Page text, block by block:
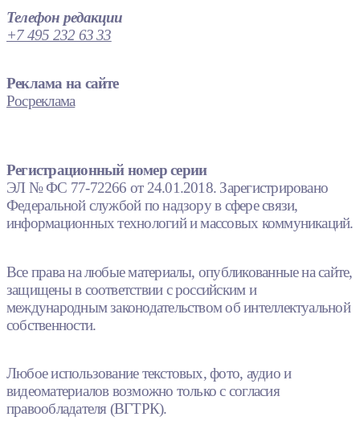
Телефон редакции
+7 495 232 63 33
Реклама на сайте
Росреклама
Регистрационный номер серии
ЭЛ № ФС 77-72266 от 24.01.2018. Зарегистрировано
Федеральной службой по надзору в сфере связи,
информационных технологий и массовых коммуникаций.
Все права на любые материалы, опубликованные на сайте,
защищены в соответствии с российским и
международным законодательством об интеллектуальной
собственности.
Любое использование текстовых, фото, аудио и
видеоматериалов возможно только с согласия
правообладателя (ВГТРК).